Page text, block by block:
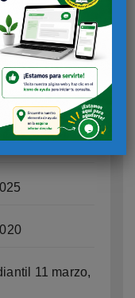
12
DE TRABAJO
11 marzo,